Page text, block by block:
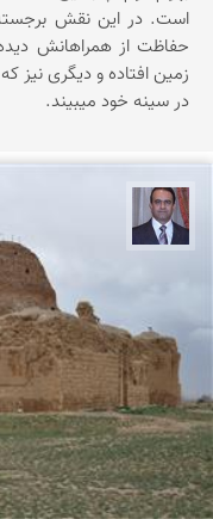
است. در این نقش برجسته
حفاظت از همراهانش
زمین افتاده و دیگری نیز
در سینه خود میبیند.